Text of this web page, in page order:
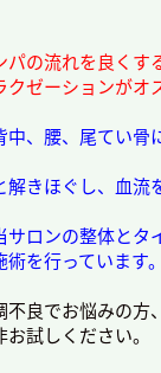
の流れを良くす
ゼーションがオ
中、腰、尾てい骨
解きほぐし、血流
ロンの整体とタ
を行っています。
良でお悩みの方、
試しください。